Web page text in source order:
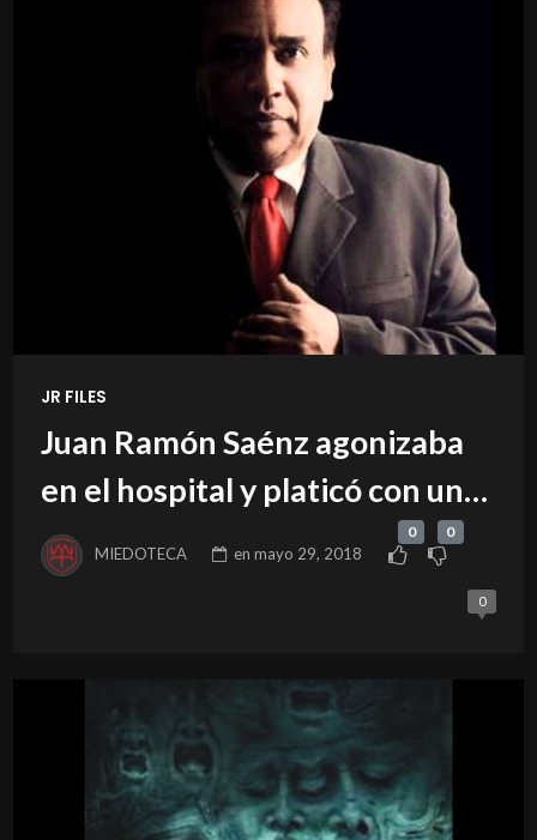
JR FILES
Juan Ramón Saénz agonizaba
en el hospital y platicó con una
compañera de radio
MIEDOTECA enmayo 29, 2018
0 0
0